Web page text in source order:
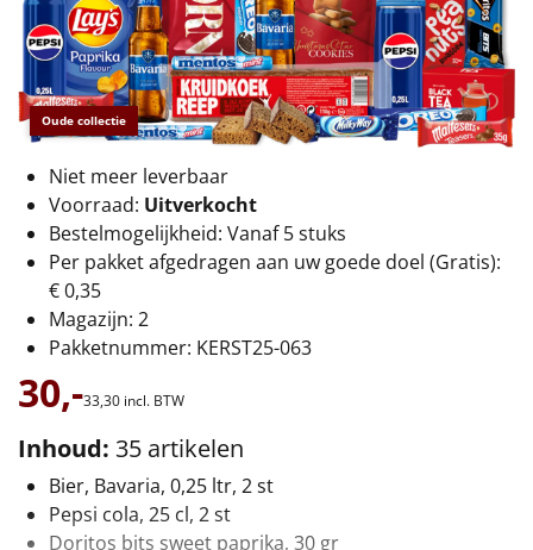
€75 tot €100
€100 en hoger
Alle kerstpakketten 2026
Thema
Origineel
Rituals
Luxe
Mannen
Vrouwen
Duurzaam
Oude collectie
Niet meer leverbaar
Voorraad: Uitverkocht
Bestelmogelijkheid: Vanaf 5 stuks
Per pakket afgedragen aan uw goede doel (Gratis):
€ 0,35
Magazijn: 2
Pakketnummer: KERST25-063
30,-33,30 incl. BTW
Inhoud: 35 artikelen
Bier, Bavaria, 0,25 ltr, 2 st
Pepsi cola, 25 cl, 2 st
Doritos bits sweet paprika, 30 gr